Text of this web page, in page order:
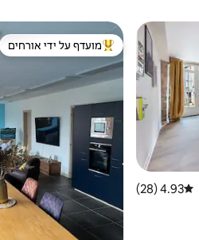
דירוג ממוצע של 4.93 מתוך 5, 28 ביקורות
4.93 (28)
מוביל בקרב נכסים
מועדף על ידי אורחים